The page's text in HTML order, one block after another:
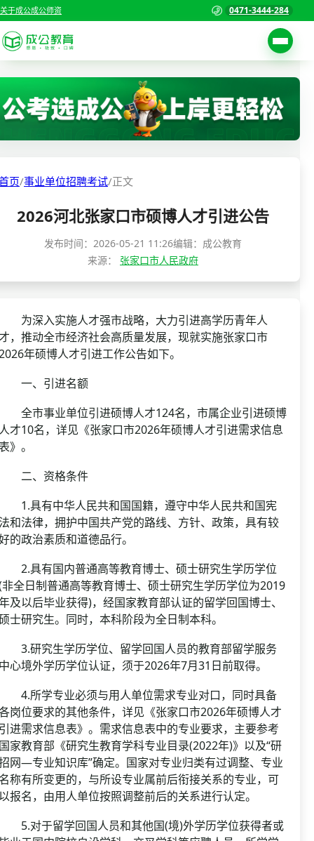
关于成公成公师资 0471-3444-284
考试公告
职位表
准考证打印
考试政策
资格复审
面试补录
历年真题
公务员课程
首页
国家公务员考试
警察/辅警考试
国企/银行考试
页/事业单位招聘考试/正文
2026河北张家口市硕博人才引进公告
发布时间： 2026-05-21 11:26编辑：成公教育
来源： 张家口市人民政府
深入实施人才强市战略，大力引进高学历青年人
，推动全市经济社会高质量发展，现就实施张家口市
年硕博人才引进工作公告如下。
、引进名额
市事业单位引进硕博人才124名，市属企业引进硕博
才10名，详见《张家口市2026年硕博人才引进需求信息
》。
、资格条件
具有中华人民共和国国籍，遵守中华人民共和国宪
和法律，拥护中国共产党的路线、方针、政策，具有较
的政治素质和道德品行。
具有国内普通高等教育博士、硕士研究生学历学位
全日制普通高等教育博士、硕士研究生学历学位为2019
及以后毕业获得)，经国家教育部认证的留学回国博士、
士研究生。同时，本科阶段为全日制本科。
研究生学历学位、留学回国人员的教育部留学服务
心境外学历学位认证，须于2026年7月31日前取得。
所学专业必须与用人单位需求专业对口，同时具备
岗位要求的其他条件，详见《张家口市2026年硕博人才
进需求信息表》。需求信息表中的专业要求，主要参考
家教育部《研究生教育学科专业目录(2022年)》以及“研
网—专业知识库”确定。国家对专业归类有过调整、专业
称有所变更的，与所设专业属前后衔接关系的专业，可
报名，由用人单位按照调整前后的关系进行认定。
对于留学回国人员和其他国(境)外学历学位获得者或